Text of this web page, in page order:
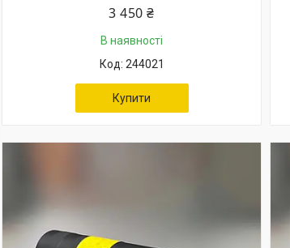
3 450 ₴
В наявності
244021
Купити